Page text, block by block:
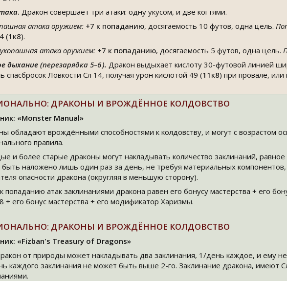
. Дракон совершает три атаки: одну укусом, и две когтями.
атака оружием: +7 к попаданию, досягаемость 10 футов, одна цель.
(1к8).
атака оружием: +7 к попаданию, досягаемость 5 футов, одна цель.
дыхание (перезарядка 5–6). Дракон выдыхает кислоту 30-футовой линией
спасбросок Ловкости Сл 14, получая урон кислотой 49 (11к8) при провале, или
ДРАКОНЫ И ВРОЖДЁННОЕ КОЛДОВСТВО
«Monster Manual»
обладают врождёнными способностями к колдовству, и могут с возрастом
правила.
и более старые драконы могут накладывать количество заклинаний,
наложено лишь один раз за день, не требуя материальных
опасности дракона (округляя в меньшую сторону).
попаданию атак заклинаниями дракона равен его бонусу мастерства + его
+ его бонус мастерства + его модификатор Харизмы.
ДРАКОНЫ И ВРОЖДЁННОЕ КОЛДОВСТВО
«Fizban's Treasury of Dragons»
от природы может накладывать два заклинания, 1/день каждое, и ему
каждого заклинания не может быть выше 2-го. Заклинание дракона, имеют